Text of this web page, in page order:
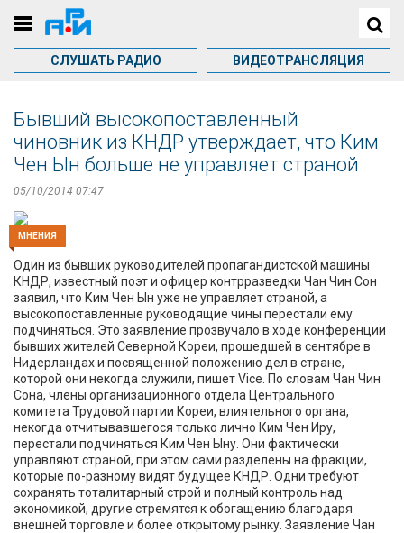
СЛУШАТЬ РАДИО ВИДЕОТРАНСЛЯЦИЯ
Бывший высокопоставленный
чиновник из КНДР утверждает, что Ким
Чен Ын больше не управляет страной
05/10/2014 07:47
МНЕНИЯ
Один из бывших руководителей пропагандистской машины
КНДР, известный поэт и офицер контрразведки Чан Чин Сон
заявил, что Ким Чен Ын уже не управляет страной, а
высокопоставленные руководящие чины перестали ему
подчиняться. Это заявление прозвучало в ходе конференции
бывших жителей Северной Кореи, прошедшей в сентябре в
Нидерландах и посвященной положению дел в стране,
которой они некогда служили, пишет Vice. По словам Чан Чин
Сона, члены организационного отдела Центрального
комитета Трудовой партии Кореи, влиятельного органа,
некогда отчитывавшегося только лично Ким Чен Иру,
перестали подчиняться Ким Чен Ыну. Они фактически
управляют страной, при этом сами разделены на фракции,
которые по-разному видят будущее КНДР. Одни требуют
сохранять тоталитарный строй и полный контроль над
экономикой, другие стремятся к обогащению благодаря
внешней торговле и более открытому рынку. Заявление Чан